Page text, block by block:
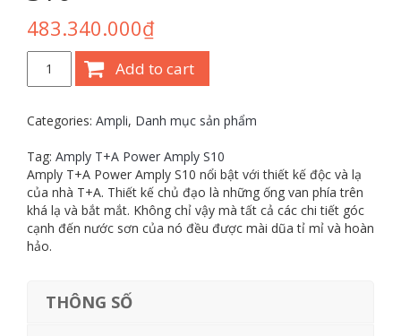
483.340.000₫
T+A
S10
Add to cart
Categories: Ampli, Danh mục sản phẩm
Tag: Amply T+A Power Amply S10
Amply T+A Power Amply S10 nổi bật với thiết kế độc và lạ
của nhà T+A. Thiết kế chủ đạo là những ống van phía trên
khá lạ và bắt mắt. Không chỉ vậy mà tất cả các chi tiết góc
cạnh đến nước sơn của nó đều được mài dũa tỉ mỉ và hoàn
hảo.
THÔNG SỐ